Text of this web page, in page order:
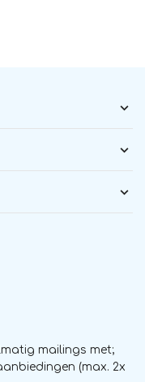
mailings met;
(max. 2x